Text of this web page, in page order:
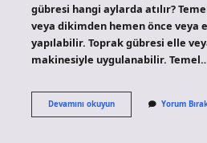
gübresi hangi aylarda atılır?
veya dikimden hemen önce veya
yapılabilir. Toprak gübresi elle
makinesiyle uygulanabilir.
Devamını okuyun18
46
Yorum